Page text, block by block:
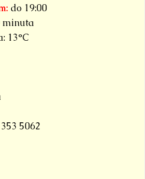
do 19:00
minuta
13°C
5062